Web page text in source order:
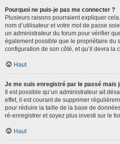
Pourquoi ne puis-je pas me connecter ?
Plusieurs raisons pourraient expliquer
nom d’utilisateur et votre mot de passe
un administrateur du forum pour vérifier
également possible que le propriétaire du
configuration de son côté, et qu’il devra la
Haut
Je me suis enregistré par le passé mais
Il est possible qu’un administrateur ait
effet, il est courant de supprimer
pour réduire la taille de la base de
ré-enregistrer et soyez plus investi sur le
Haut